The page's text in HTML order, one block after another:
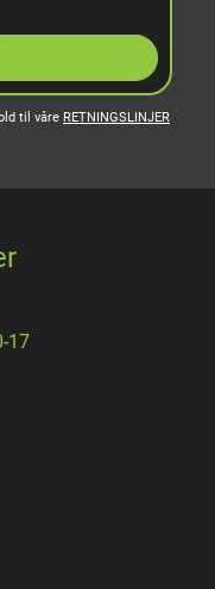
til våre RETNINGSLINJER
17